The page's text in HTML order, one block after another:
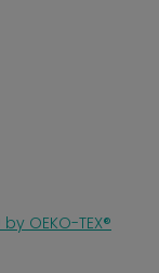
OEKO-TEX®